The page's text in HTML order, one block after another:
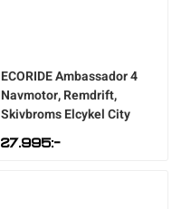
ECORIDEAmbassador 4
Navmotor, Remdrift,
Skivbroms Elcykel City
27.995:-